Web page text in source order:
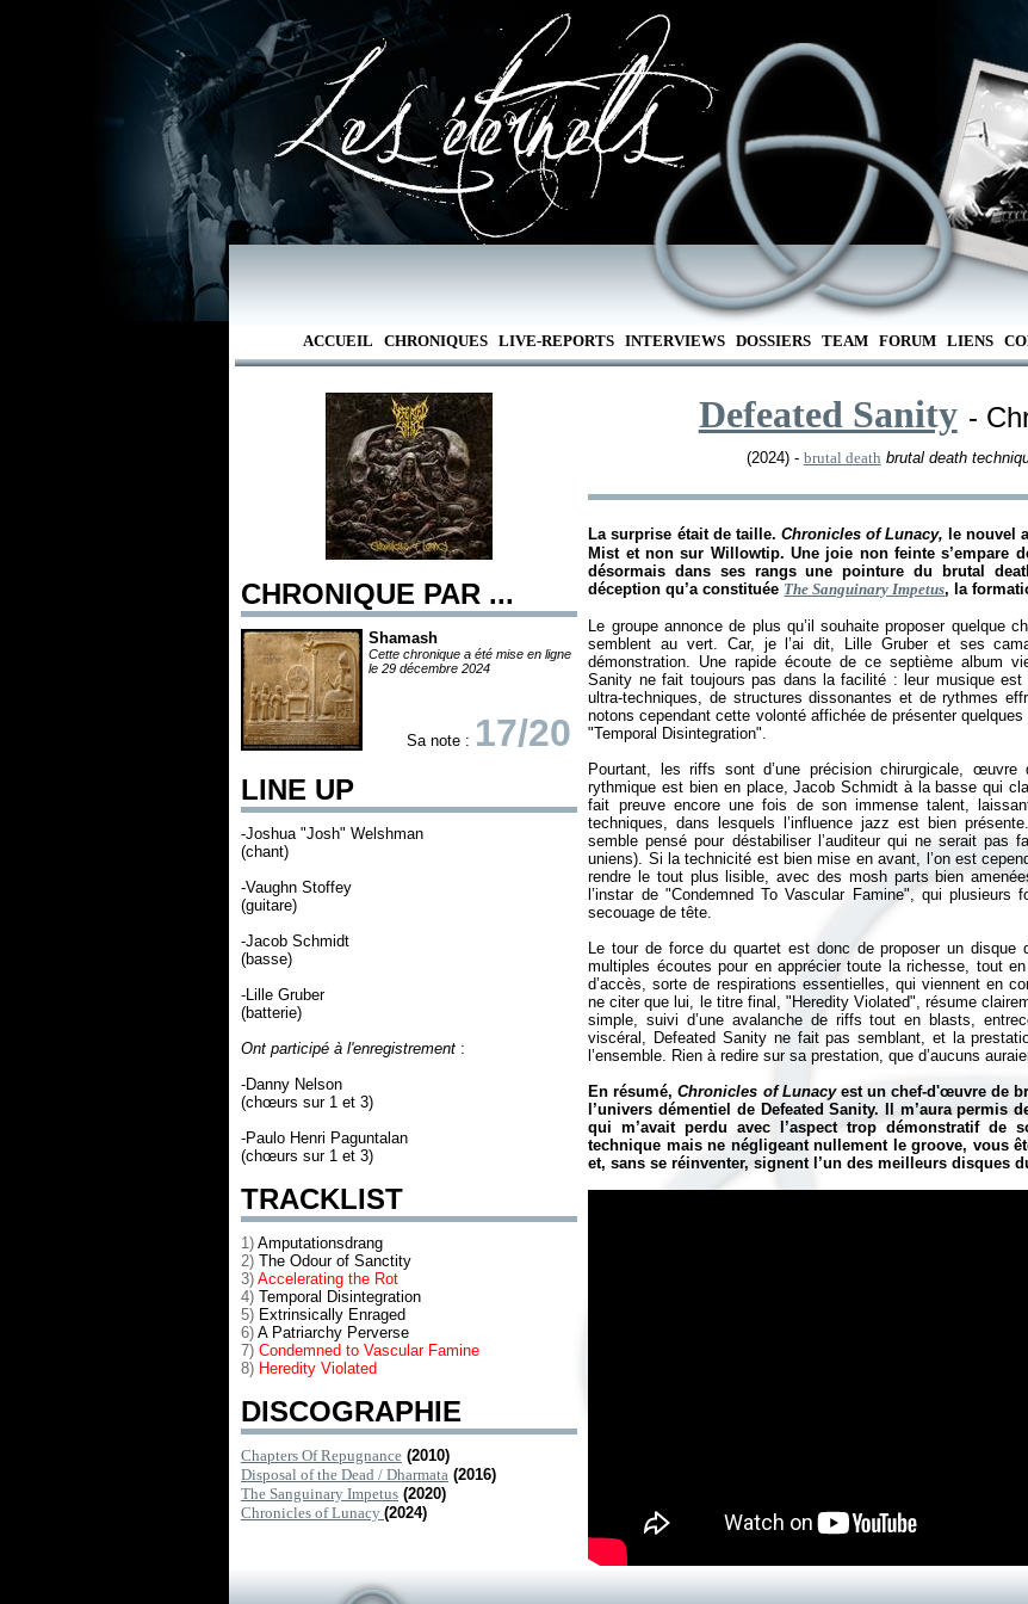
ACCUEIL CHRONIQUES LIVE-REPORTS INTERVIEWS DOSSIERS TEAM FORUM LIENS
CHRONIQUE PAR ...
Shamash
Cette chronique a été mise en ligne
le 29 décembre 2024
Sa note : 17/20
LINE UP
-Joshua "Josh" Welshman
(chant)
-Vaughn Stoffey
(guitare)
-Jacob Schmidt
(basse)
-Lille Gruber
(batterie)
Ont participé à l'enregistrement :
-Danny Nelson
(chœurs sur 1 et 3)
-Paulo Henri Paguntalan
(chœurs sur 1 et 3)
TRACKLIST
1) Amputationsdrang
2) The Odour of Sanctity
3) Accelerating the Rot
4) Temporal Disintegration
5) Extrinsically Enraged
6) A Patriarchy Perverse
7) Condemned to Vascular Famine
8) Heredity Violated
DISCOGRAPHIE
Chapters Of Repugnance (2010)
Disposal of the Dead / Dharmata (2016)
The Sanguinary Impetus (2020)
Chronicles of Lunacy (2024)
Defeated Sanity -
(2024) - brutal death brutal death
La surprise était de taille. Chronicles of Lunacy, le nouvel
Mist et non sur Willowtip. Une joie non feinte s’empare
désormais dans ses rangs une pointure du brutal
déception qu’a constituée The Sanguinary Impetus, la
Le groupe annonce de plus qu’il souhaite proposer quelque
semblent au vert. Car, je l’ai dit, Lille Gruber et ses
démonstration. Une rapide écoute de ce septième album
Sanity ne fait toujours pas dans la facilité : leur musique
ultra-techniques, de structures dissonantes et de rythmes
notons cependant cette volonté affichée de présenter
"Temporal Disintegration".
Pourtant, les riffs sont d’une précision chirurgicale,
rythmique est bien en place, Jacob Schmidt à la basse qui
fait preuve encore une fois de son immense talent,
techniques, dans lesquels l’influence jazz est bien
semble pensé pour déstabiliser l’auditeur qui ne serait pas
uniens). Si la technicité est bien mise en avant, l’on est
rendre le tout plus lisible, avec des mosh parts bien
l’instar de "Condemned To Vascular Famine", qui
secouage de tête.
Le tour de force du quartet est donc de proposer un disque
multiples écoutes pour en apprécier toute la richesse, tout
d’accès, sorte de respirations essentielles, qui viennent en
ne citer que lui, le titre final, "Heredity Violated", résume
simple, suivi d’une avalanche de riffs tout en blasts,
viscéral, Defeated Sanity ne fait pas semblant, et la
l’ensemble. Rien à redire sur sa prestation, que d’aucuns
En résumé,Chronicles of Lunacyest un chef-d'œuvre de
l’univers démentiel de Defeated Sanity. Il m’aura permis
qui m’avait perdu avec l’aspect trop démonstratif de
technique mais ne négligeant nullement le groove, vous
et, sans se réinventer, signent l’un des meilleurs disques